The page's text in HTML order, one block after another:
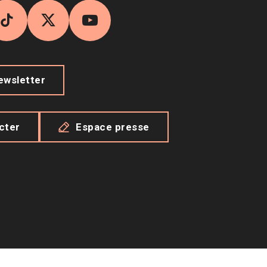
TikTokX YouTube
Espace presse